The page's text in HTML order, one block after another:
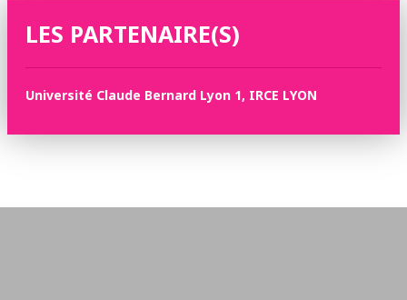
LES PARTENAIRE(S)
Université Claude Bernard Lyon 1, IRCE LYON